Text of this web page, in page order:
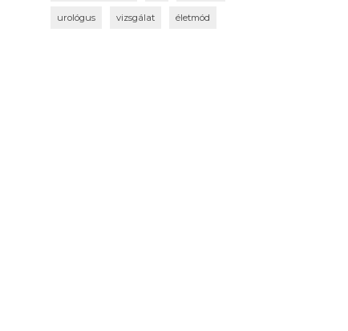
urológus vizsgálat életmód